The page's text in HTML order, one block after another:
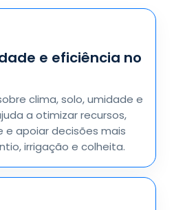
e eficiência no
clima, solo, umidade e
a otimizar recursos,
e apoiar decisões mais
irrigação e colheita.